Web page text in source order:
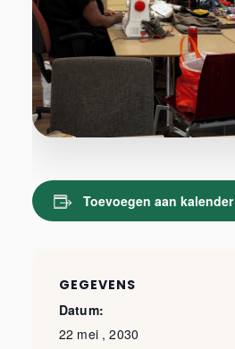
Toevoegen aan kalender
GEGEVENS
Datum:
22 mei , 2030